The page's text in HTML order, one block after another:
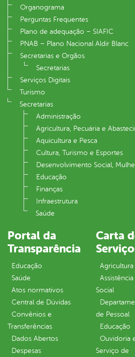
Organograma
Perguntas Frequentes
Plano de adequação – SIAFIC
PNAB – Plano Nacional Aldir Blanc
Secretarias e Orgãos
Secretarias
Serviços Digitais
Turismo
Secretarias
Administração
Agricultura, Pecuária e
Aquicultura e Pesca
Cultura, Turismo e Esportes
Desenvolvimento Social,
Educação
Finanças
Infraestrutura
Saúde
Portal da
Transparência
Educação
Saúde
Atos normativos
Central de Dúvidas
Convênios e
Transferências
Dados Abertos
Despesas
Carta
Agricultura
Assistência
Social
de Pessoal
Educação
Ouvidoria
Serviço de